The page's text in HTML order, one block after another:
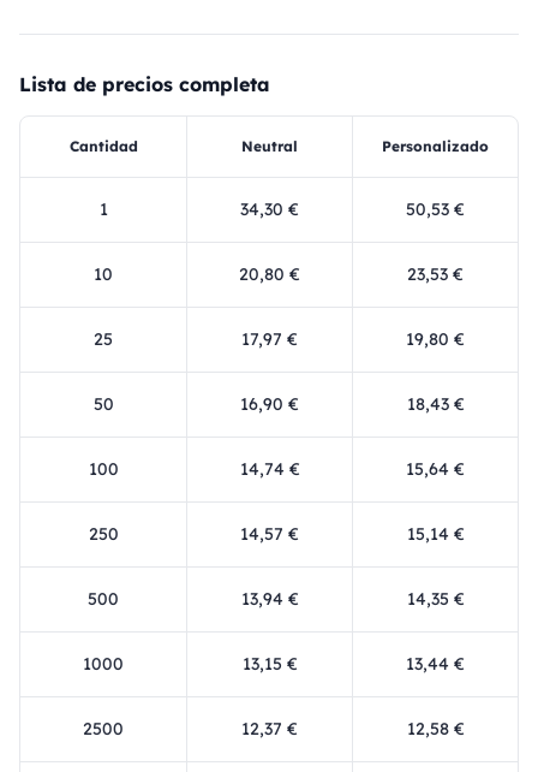
Lista de precios completa
Cantidad Neutral Personalizado
1 34,30 € 50,53 €
10 20,80 € 23,53 €
25 17,97 € 19,80 €
50 16,90 € 18,43 €
100 14,74 € 15,64 €
250 14,57 € 15,14 €
500 13,94 € 14,35 €
1000 13,15 € 13,44 €
2500 12,37 € 12,58 €